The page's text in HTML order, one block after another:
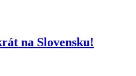
na Slovensku!